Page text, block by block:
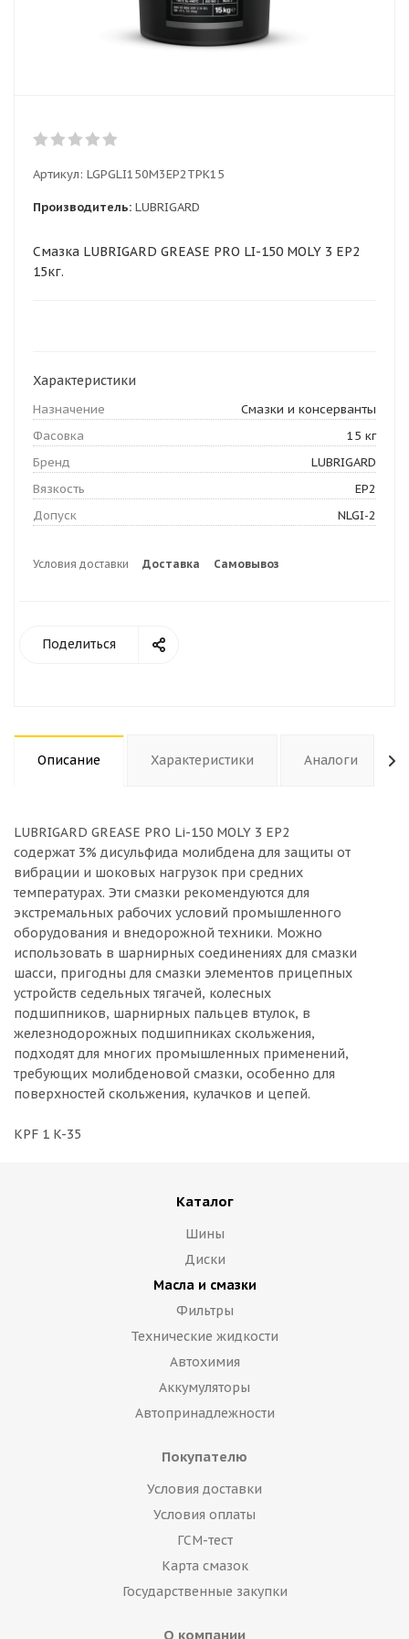
Артикул: LGPGLI150M3EP2TPK15
Производитель: LUBRIGARD
Смазка LUBRIGARD GREASE PRO LI-150 MOLY 3 EP2
15кг.
Характеристики
Назначение
Смазки и консерванты
Фасовка
15 кг
Бренд
LUBRIGARD
Вязкость
EP2
Допуск
NLGI-2
Условия доставки Доставка Самовывоз
Поделиться
Описание Характеристики Аналоги
LUBRIGARD GREASE PRO Li-150 MOLY 3 EP2
содержат 3% дисульфида молибдена для защиты от
вибрации и шоковых нагрузок при средних
температурах. Эти смазки рекомендуются для
экстремальных рабочих условий промышленного
оборудования и внедорожной техники. Можно
использовать в шарнирных соединениях для смазки
шасси, пригодны для смазки элементов прицепных
устройств седельных тягачей, колесных
подшипников, шарнирных пальцев втулок, в
железнодорожных подшипниках скольжения,
подходят для многих промышленных применений,
требующих молибденовой смазки, особенно для
поверхностей скольжения, кулачков и цепей.
KPF 1 K-35
Каталог
Шины
Диски
Масла и смазки
Фильтры
Технические жидкости
Автохимия
Аккумуляторы
Автопринадлежности
Покупателю
Условия доставки
Условия оплаты
ГСМ-тест
Карта смазок
Государственные закупки
О компании